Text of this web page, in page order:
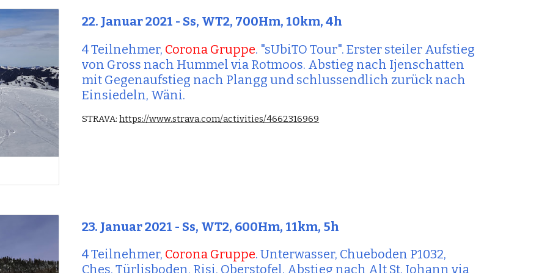
22. Januar 2021 - Ss, WT2, 700Hm, 10km, 4h
4 Teilnehmer, Corona Gruppe. "sUbiTO Tour". Erster steiler Aufstieg
von Gross nach Hummel via Rotmoos. Abstieg nach Ijenschatten
mit Gegenaufstieg nach Plangg und schlussendlich zurück nach
Einsiedeln, Wäni.
STRAVA: https://www.strava.com/activities/4662316969
23. Januar 2021 - Ss, WT2, 600Hm, 11km, 5h
4 Teilnehmer, Corona Gruppe
Ches, Türlisboden, Risi, Oberstofel. Abstieg nach Alt St. Johann via